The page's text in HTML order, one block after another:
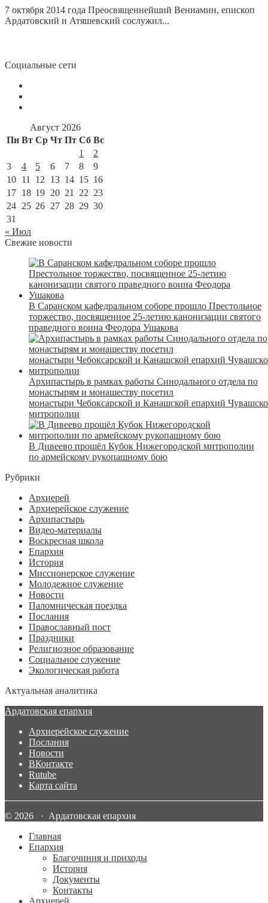
7 октября 2014 года Преосвященнейший Вениамин, епископ
Ардатовский и Атяшевский сослужил...
Социальные сети
Август 2026
Пн Вт Ср Чт Пт Сб Вс
1
2
3
4 5 6 7 8
9
10 11 12 13 14 15 16
17 18 19 20 21 22 23
24 25 26 27 28 29 30
31
« Июл
Свежие новости
В Саранском кафедральном соборе прошло Престольное
торжество, посвященное 25-летию канонизации святого
праведного воина Феодора Ушакова
Архипастырь в рамках работы Синодального отдела по
монастырям и монашеству посетил
монастыри Чебоксарской и Канашской епархий
митрополии
В Дивеево прошёл Кубок Нижегородской митрополии
по армейскому рукопашному бою
Рубрики
Архиерей
Архиерейское служение
Архипастырь
Видео-материалы
Воскресная школа
Епархия
История
Миссионерское служение
Молодежное служение
Новости
Паломническая поездка
Послания
Православный пост
Праздники
Религиозное образование
Социальное служение
Экологическая работа
Актуальная аналитика
Ардатовская епархия
Архиерейское служение
Послания
Новости
ВКонтакте
Rutube
Карта сайта
© 2026 · Ардатовская епархия
Главная
Епархия
Благочиния и приходы
История
Документы
Контакты
Архиерей